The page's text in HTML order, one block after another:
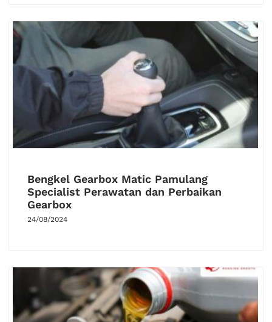
Bengkel Gearbox Matic Pamulang
Specialist Perawatan dan Perbaikan
Gearbox
24/08/2024